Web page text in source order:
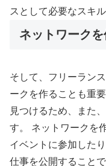
スとして必要なスキ
ネットワークを
そして、フリーラン
ークを作ることも重
見つけるため、また
す。 ネットワークを
イベントに参加した
仕事を公開すること